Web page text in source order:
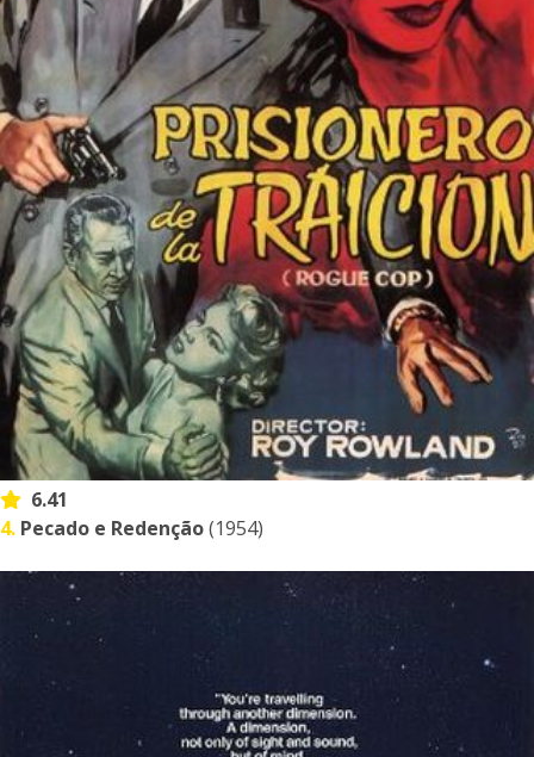
6.41
4. Pecado e Redenção(1954)